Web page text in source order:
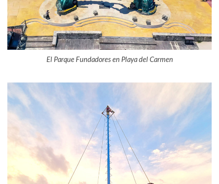
El Parque Fundadores en Playa del Carmen